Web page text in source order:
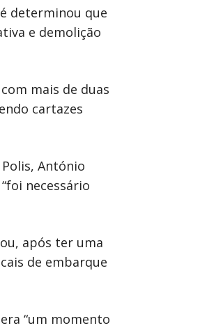
determinou que
e demolição
mais de duas
cartazes
António
necessário
após ter uma
de embarque
“um momento